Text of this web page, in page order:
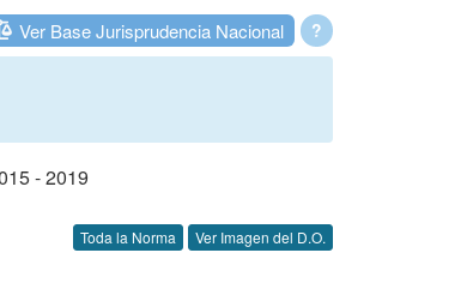
?
Ver Base Jurisprudencia Nacional
- 2019
Toda la Norma Ver Imagen del D.O.